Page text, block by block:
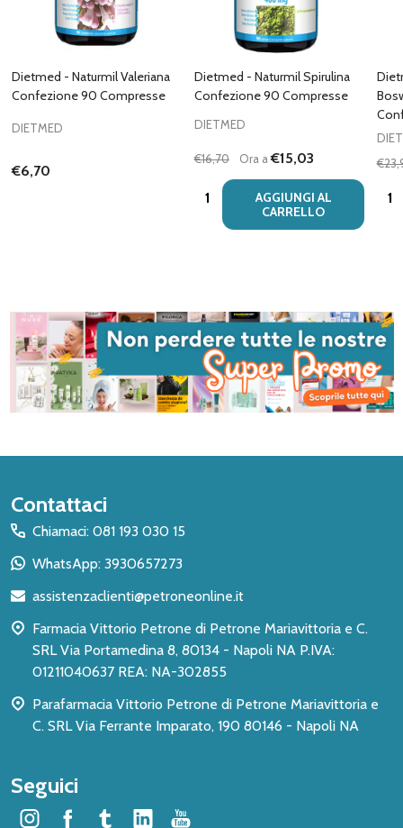
Dietmed - Naturmil Valeriana
Confezione 90 Compresse
DIETMED
€6,70
Dietmed - Naturmil Spirulina
Confezione 90 Compresse
DIETMED
€16,70 Ora a€15,03
Quantità:
AGGIUNGI AL
CARRELLO
Inizio
del
piè
pagina
Contattaci
Chiamaci: 081 193 030 15
WhatsApp: 3930657273
assistenzaclienti@petroneonline.it
Farmacia Vittorio Petrone di Petrone Mariavittoria e C.
SRL Via Portamedina 8, 80134 - Napoli NA P.IVA:
01211040637 REA: NA-302855
Parafarmacia Vittorio Petrone di Petrone Mariavittoria e
C. SRL Via Ferrante Imparato, 190 80146 - Napoli NA
Seguici